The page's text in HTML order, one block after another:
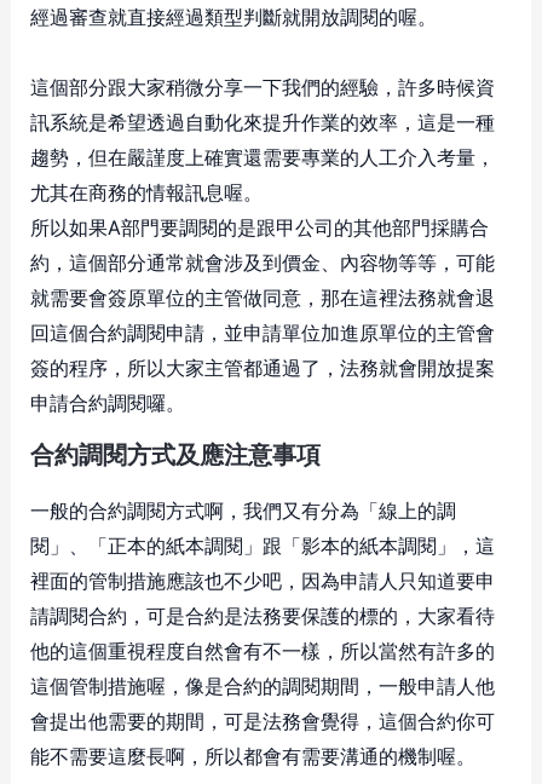
經過審查就直接經過類型判斷就開放調閱的喔。
這個部分跟大家稍微分享一下我們的經驗，許多時候資
訊系統是希望透過自動化來提升作業的效率，這是一種
趨勢，但在嚴謹度上確實還需要專業的人工介入考量，
尤其在商務的情報訊息喔。
所以如果A部門要調閱的是跟甲公司的其他部門採購合
約，這個部分通常就會涉及到價金、內容物等等，可能
就需要會簽原單位的主管做同意，那在這裡法務就會退
回這個合約調閱申請，並申請單位加進原單位的主管會
簽的程序，所以大家主管都通過了，法務就會開放提案
申請合約調閱囉。
合約調閱方式及應注意事項
一般的合約調閱方式啊，我們又有分為「線上的調
閱」、「正本的紙本調閱」跟「影本的紙本調閱」，這
裡面的管制措施應該也不少吧，因為申請人只知道要申
請調閱合約，可是合約是法務要保護的標的，大家看待
他的這個重視程度自然會有不一樣，所以當然有許多的
這個管制措施喔，像是合約的調閱期間，一般申請人他
會提出他需要的期間，可是法務會覺得，這個合約你可
能不需要這麼長啊，所以都會有需要溝通的機制喔。